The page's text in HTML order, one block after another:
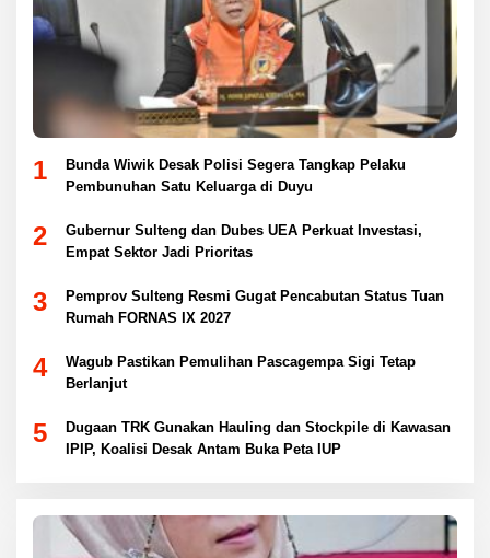
1
Bunda Wiwik Desak Polisi Segera Tangkap Pelaku
Pembunuhan Satu Keluarga di Duyu
2
Gubernur Sulteng dan Dubes UEA Perkuat Investasi,
Empat Sektor Jadi Prioritas
3
Pemprov Sulteng Resmi Gugat Pencabutan Status Tuan
Rumah FORNAS IX 2027
4
Wagub Pastikan Pemulihan Pascagempa Sigi Tetap
Berlanjut
5
Dugaan TRK Gunakan Hauling dan Stockpile di Kawasan
IPIP, Koalisi Desak Antam Buka Peta IUP